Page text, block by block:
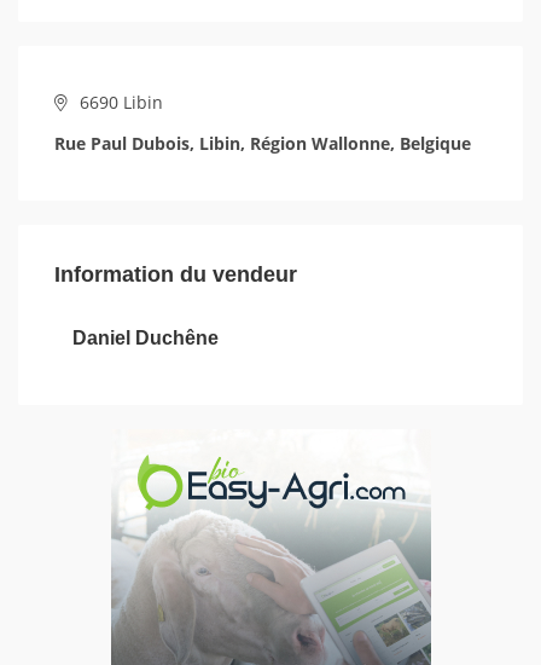
6690 Libin
Rue Paul Dubois, Libin, Région Wallonne, Belgique
Information du vendeur
Daniel Duchêne